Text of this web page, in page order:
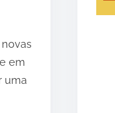
em
uma